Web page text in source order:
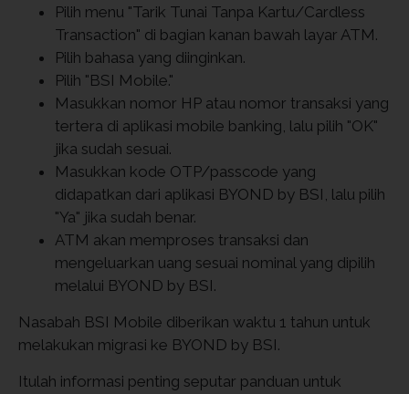
Pilih menu "Tarik Tunai Tanpa Kartu/Cardless
Transaction" di bagian kanan bawah layar ATM.
Pilih bahasa yang diinginkan.
Pilih "BSI Mobile."
Masukkan nomor HP atau nomor transaksi yang
tertera di aplikasi mobile banking, lalu pilih "OK"
jika sudah sesuai.
Masukkan kode OTP/passcode yang
didapatkan dari aplikasi BYOND by BSI, lalu pilih
"Ya" jika sudah benar.
ATM akan memproses transaksi dan
mengeluarkan uang sesuai nominal yang dipilih
melalui BYOND by BSI.
Nasabah BSI Mobile diberikan waktu 1 tahun untuk
melakukan migrasi ke BYOND by BSI.
Itulah informasi penting seputar panduan untuk